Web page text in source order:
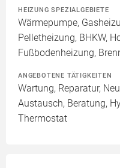
HEIZUNG SPEZIALGEBIETE
Wärmepumpe,
Pelletheizung, BHKW,
Fußbodenheizung,
ANGEBOTENE TÄTIGKEITEN
Wartung, Reparatur,
Austausch, Beratung,
Thermostat